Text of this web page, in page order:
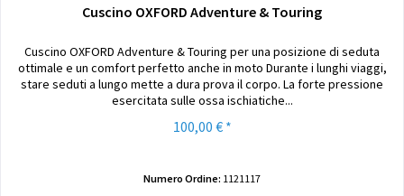
Cuscino OXFORD Adventure & Touring
Cuscino OXFORD Adventure & Touring per una posizione di seduta
ottimale e un comfort perfetto anche in moto Durante i lunghi viaggi,
stare seduti a lungo mette a dura prova il corpo. La forte pressione
esercitata sulle ossa ischiatiche...
100,00 € *
Numero Ordine: 1121117